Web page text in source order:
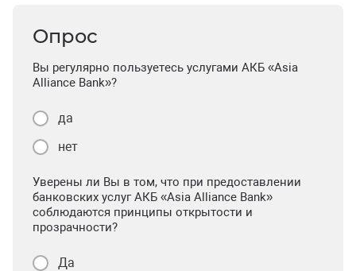
Опрос
Вы регулярно пользуетесь услугами АКБ «Asia
Alliance Bank»?
да
нет
Уверены ли Вы в том, что при предоставлении
банковских услуг АКБ «Asia Alliance Bank»
соблюдаются принципы открытости и
прозрачности?
Да